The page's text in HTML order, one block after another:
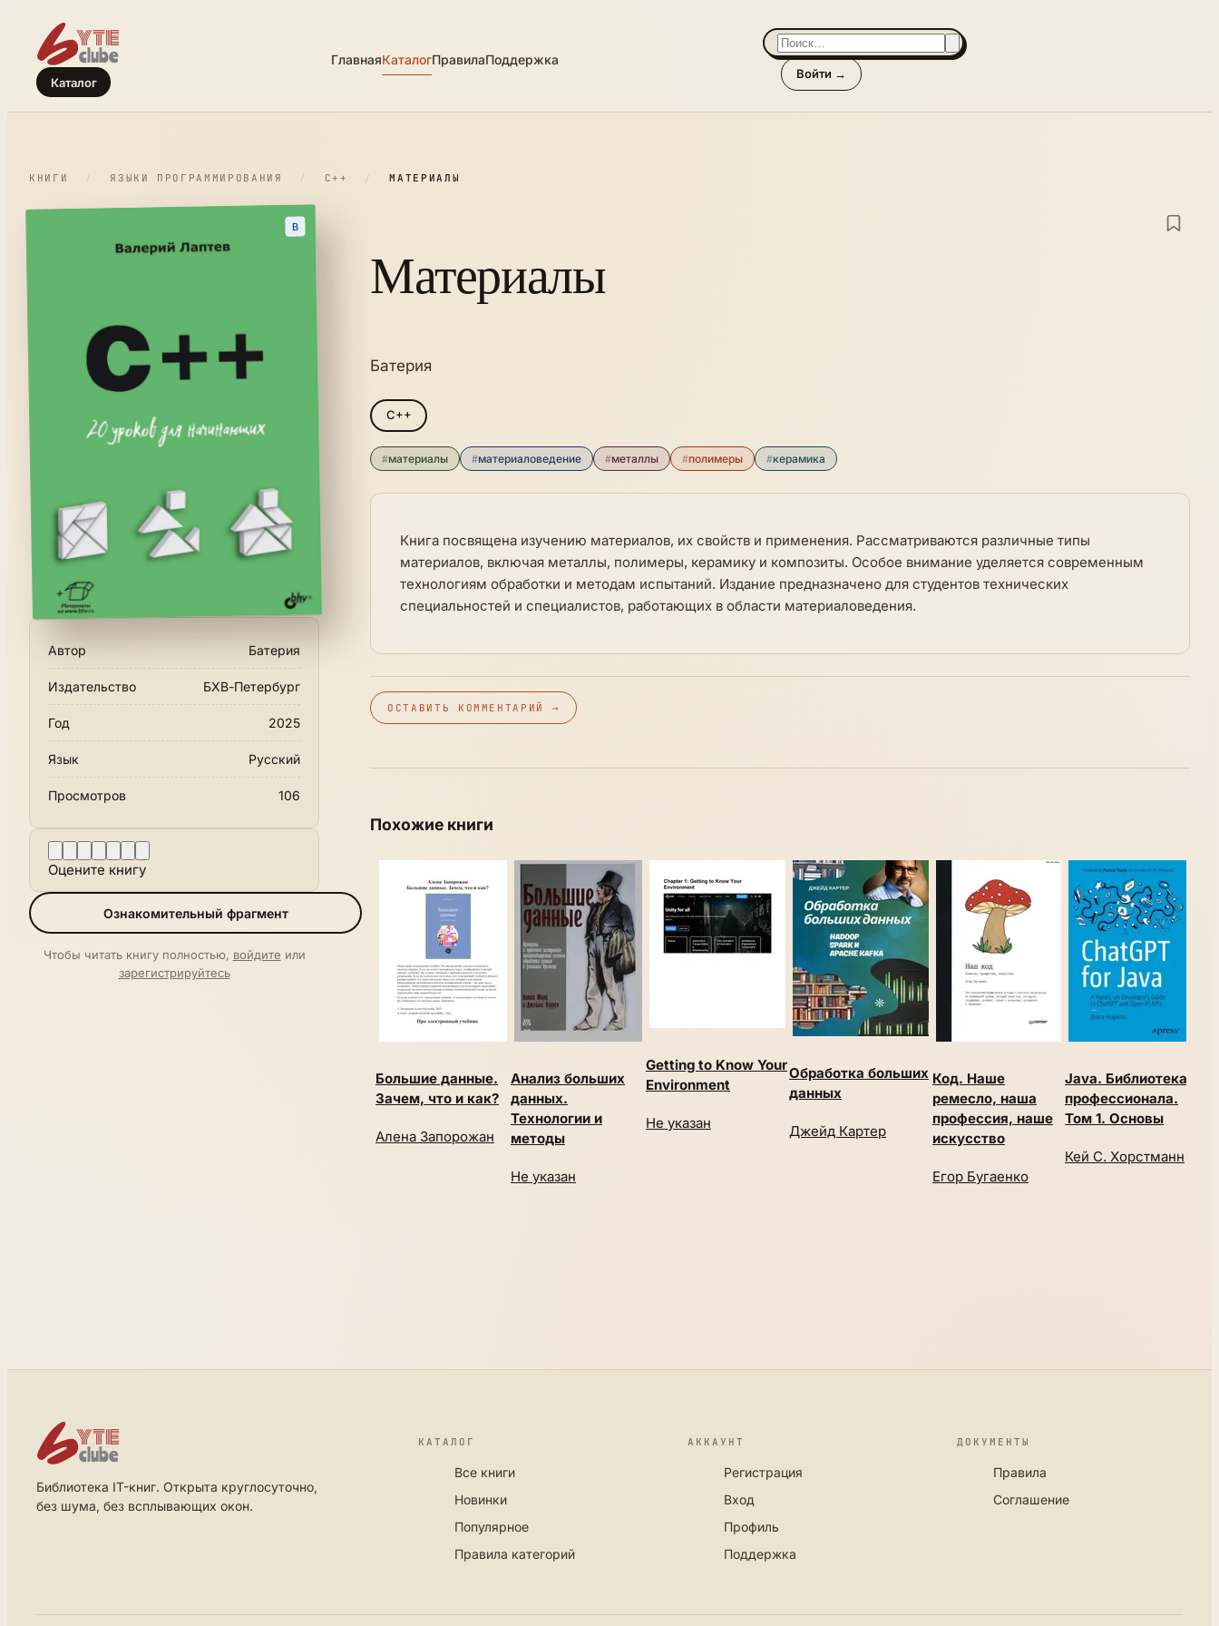
Каталог
ГлавнаяКаталогПравилаПоддержка
Войти →
КНИГИ / ЯЗЫКИ ПРОГРАММИРОВАНИЯ / C++ / МАТЕРИАЛЫ
B
Автор Батерия
Издательство БХВ-Петербург
Год 2025
Язык Русский
Просмотров 106
Оцените книгу
Ознакомительный фрагмент
Чтобы читать книгу полностью, войдите или
зарегистрируйтесь
Материалы
Батерия
C++
#материалы #материаловедение #металлы #полимеры #керамика
Книга посвящена изучению материалов, их свойств и применения. Рассматриваются различные типы
материалов, включая металлы, полимеры, керамику и композиты. Особое внимание уделяется современным
технологиям обработки и методам испытаний. Издание предназначено для студентов технических
специальностей и специалистов, работающих в области материаловедения.
ОСТАВИТЬ КОММЕНТАРИЙ →
Похожие книги
Большие данные.
Зачем, что и как?
Алена Запорожан
Анализ больших
данных.
Технологии и
методы
Не указан
Getting to Know Your
Environment
Не указан
Обработка больших
данных
Джейд Картер
Код. Наше
ремесло, наша
профессия, наше
искусство
Егор Бугаенко
Java. Библиотека
профессионала.
Том 1. Основы
Кей С. Хорстманн
Библиотека IT-книг. Открыта круглосуточно,
без шума, без всплывающих окон.
КАТАЛОГ
Все книги
Новинки
Популярное
Правила категорий
АККАУНТ
Регистрация
Вход
Профиль
Поддержка
ДОКУМЕНТЫ
Правила
Соглашение